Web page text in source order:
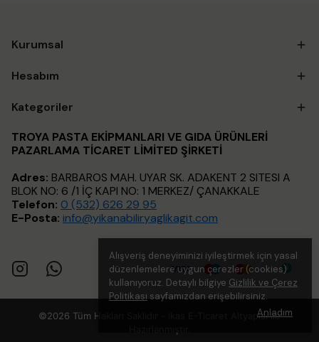
Alışveriş deneyiminizi iyileştirmek için yasal
düzenlemelere uygun çerezler (cookies)
kullanıyoruz. Detaylı bilgiye Gizlilik ve Çerez
Politikası sayfamızdan erişebilirsiniz.
Anladım
Kurumsal
Hesabım
Kategoriler
TROYA PASTA EKİPMANLARI VE GIDA ÜRÜNLERİ
PAZARLAMA TİCARET LİMİTED ŞİRKETİ
Adres: BARBAROS MAH. UYAR SK. ADAKENT 2 SITESI A
BLOK NO: 6 /1 İÇ KAPI NO: 1 MERKEZ/ ÇANAKKALE
Telefon: 0 (532) 626 29 95
E-Posta: info@yikanabiliryaglikagit.com
©2026 Tüm Hakları Saklıdır - ikas E-Ticaret
Altyapısı ile